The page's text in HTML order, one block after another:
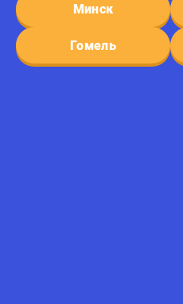
Минск
Гомель